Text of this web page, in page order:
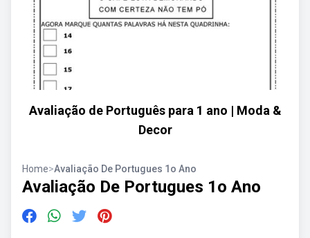
Avaliação de Português para 1 ano | Moda &
Decor
Home>Avaliação De Portugues 1o Ano
Avaliação De Portugues 1o Ano